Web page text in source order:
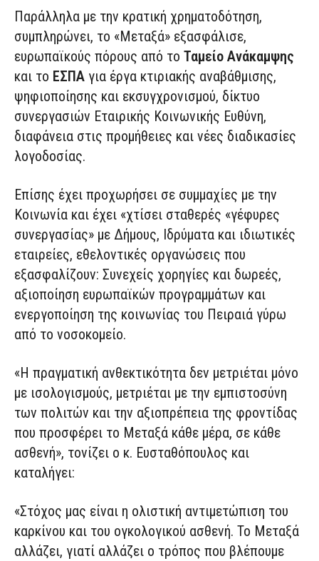
Παράλληλα με την κρατική χρηματοδότηση,
συμπληρώνει, το «Μεταξά» εξασφάλισε,
ευρωπαϊκούς πόρους από το Ταμείο Ανάκαμψης
και το ΕΣΠΑ για έργα κτιριακής αναβάθμισης,
ψηφιοποίησης και εκσυγχρονισμού, δίκτυο
συνεργασιών Εταιρικής Κοινωνικής Ευθύνη,
διαφάνεια στις προμήθειες και νέες διαδικασίες
λογοδοσίας.
Επίσης έχει προχωρήσει σε συμμαχίες με την
Κοινωνία και έχει «χτίσει σταθερές «γέφυρες
συνεργασίας» με Δήμους, Ιδρύματα και ιδιωτικές
εταιρείες, εθελοντικές οργανώσεις που
εξασφαλίζουν: Συνεχείς χορηγίες και δωρεές,
αξιοποίηση ευρωπαϊκών προγραμμάτων και
ενεργοποίηση της κοινωνίας του Πειραιά γύρω
από το νοσοκομείο.
«Η πραγματική ανθεκτικότητα δεν μετριέται μόνο
με ισολογισμούς, μετριέται με την εμπιστοσύνη
των πολιτών και την αξιοπρέπεια της φροντίδας
που προσφέρει το Μεταξά κάθε μέρα, σε κάθε
ασθενή», τονίζει ο κ. Ευσταθόπουλος και
καταλήγει:
«Στόχος μας είναι η ολιστική αντιμετώπιση του
καρκίνου και του ογκολογικού ασθενή. Το Μεταξά
αλλάζει, γιατί αλλάζει ο τρόπος που βλέπουμε